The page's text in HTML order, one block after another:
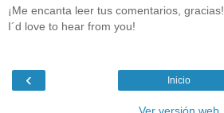
¡Me encanta leer tus comentarios, gracias!
I´d love to hear from you!
‹ Inicio
Ver versión web